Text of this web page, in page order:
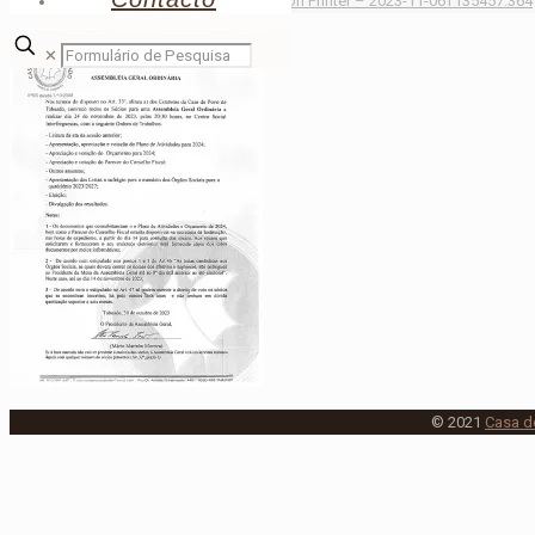
✕
© 2021 Casa